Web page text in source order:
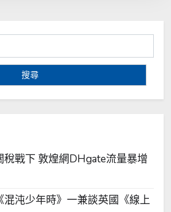
戰下 敦煌網DHgate流量暴增
沌少年時》一兼談英國《線上